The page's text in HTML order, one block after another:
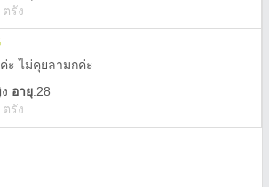
ตรัง
ะ ไม่คุยลามกค่ะ
อายุ:28
ตรัง